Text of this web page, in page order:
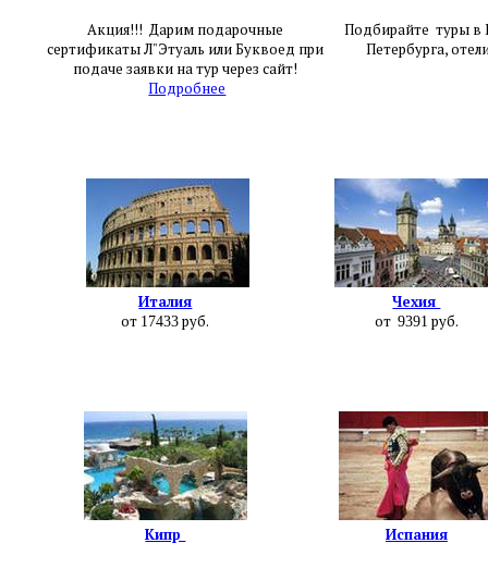
Акция!!! Дарим подарочные
сертификаты Л"Этуаль или Буквоед при
подаче заявки на тур через сайт!
Подробнее
Подбирайте туры в
Петербурга,
Италия
от 17433 руб.
Чехия
от 9391 руб.
Кипр Испания